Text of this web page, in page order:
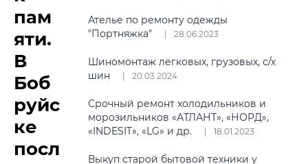
пам
яти.
В
Боб
руйс
ке
посл
Ателье по ремонту одежды
"Портняжка"
28.06.2023
Шиномонтаж легковых, грузовых, с/х
шин
20.03.2024
Срочный ремонт холодильников и
морозильников «АТЛАНТ», «НОРД»,
«INDESIT», «LG» и др.
18.01.2023
Выкуп старой бытовой техники у